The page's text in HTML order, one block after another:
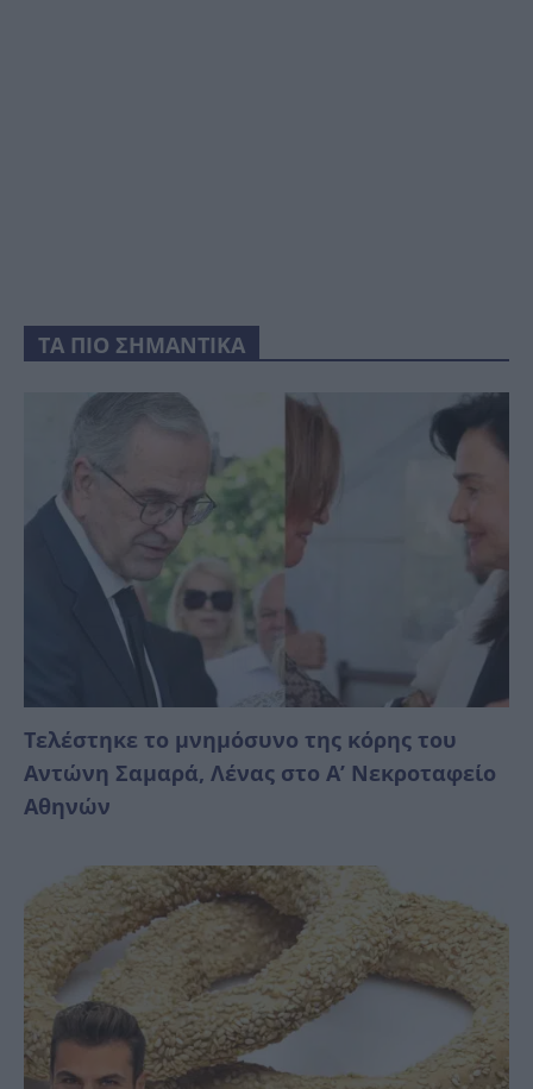
ΤΑ ΠΙΟ ΣΗΜΑΝΤΙΚΑ
Τελέστηκε το μνημόσυνο της κόρης του
Αντώνη Σαμαρά, Λένας στο Α’ Νεκροταφείο
Αθηνών